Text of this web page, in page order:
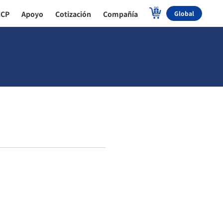
Apoyo Cotización Compañía Global